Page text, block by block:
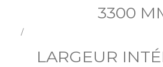
3300
/
LARGEUR